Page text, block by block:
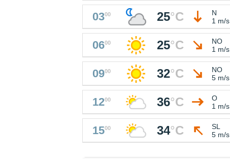
0300 25°C
N
1 m/s
0600 25°C
NO
1 m/s
0900 32°C
NO
5 m/s
1200 36°C
O
1 m/s
1500 34°C
SL
5 m/s